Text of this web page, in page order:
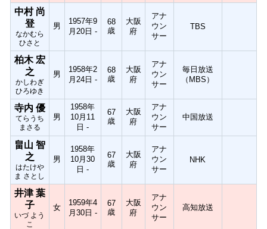
中村 尚
登
なかむら
ひさと
男
1957年9
月20日 -
68
歳
大阪
府
アナ
ウン
サー
TBS
柏木 宏
之
かしわぎ
ひろゆき
男
1958年2
月24日 -
68
歳
大阪
府
アナ
ウン
サー
毎日放送
（MBS）
寺内 優
てらうち
まさる
男
1958年
10月11
日 -
67
歳
大阪
府
アナ
ウン
サー
中国放送
畠山 智
之
はたけや
ま さとし
男
1958年
10月30
日 -
67
歳
大阪
府
アナ
ウン
サー
NHK
井津 葉
子
いづ よう
こ
女
1959年4
月30日 -
67
歳
大阪
府
アナ
ウン
サー
高知放送